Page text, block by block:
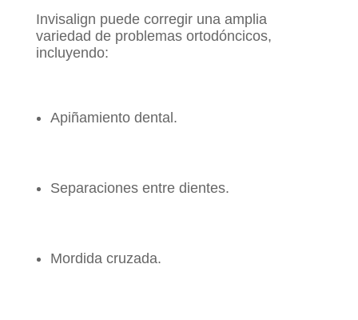
Invisalign puede corregir una amplia
variedad de problemas ortodóncicos,
incluyendo:
Apiñamiento dental.
Separaciones entre dientes.
Mordida cruzada.